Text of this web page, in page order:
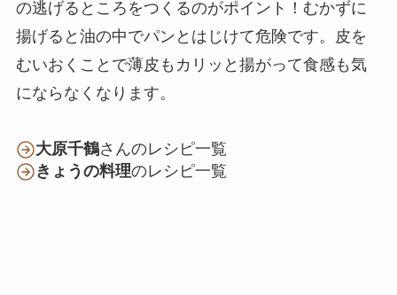
の逃げるところをつくるのがポイント！むかずに
揚げると油の中でパンとはじけて危険です。皮を
むいおくことで薄皮もカリッと揚がって食感も気
にならなくなります。
大原千鶴さんのレシピ一覧
きょうの料理のレシピ一覧